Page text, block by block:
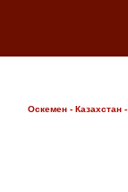
Оскемен - Казахстан